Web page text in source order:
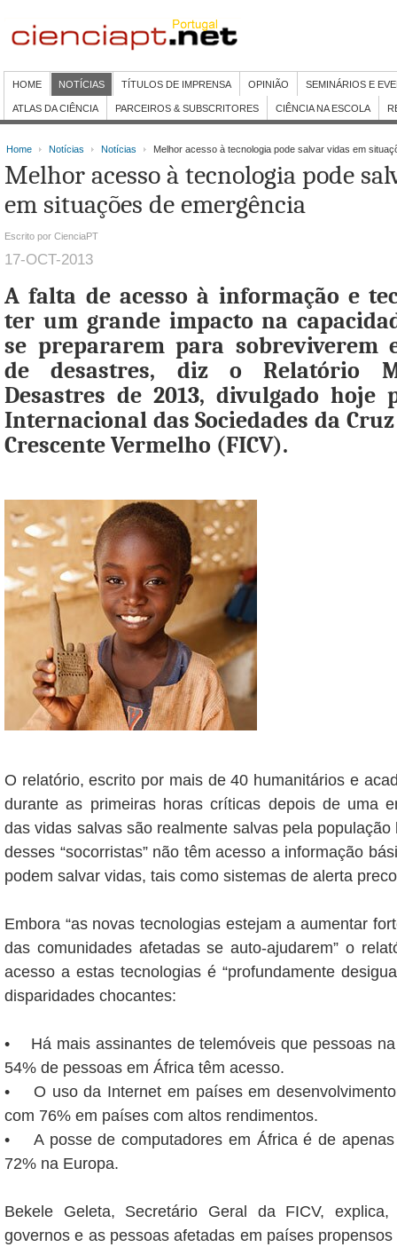
HOME NOTÍCIAS TÍTULOS DE IMPRENSA OPINIÃO SEMINÁRIOS E
ATLAS DA CIÊNCIA PARCEIROS & SUBSCRITORES CIÊNCIA NA ESCOLA
Home Notícias Notícias Melhor acesso à tecnologia pode salvar vidas em
Melhor acesso à tecnologia pode
em situações de emergência
Escrito por CienciaPT
17-OCT-2013
A falta de acesso à informação e
ter um grande impacto na
se prepararem para sobreviverem
de desastres, diz o Relatório
Desastres de 2013, divulgado hoje
Internacional das Sociedades da
Crescente Vermelho (FICV).
O relatório, escrito por mais de 40 humanitários e
durante as primeiras horas críticas depois de uma
das vidas salvas são realmente salvas pela
desses “socorristas” não têm acesso a informação
podem salvar vidas, tais como sistemas de alerta
Embora “as novas tecnologias estejam a aumentar
das comunidades afetadas se auto-ajudarem” o
acesso a estas tecnologias é “profundamente
disparidades chocantes:
• Há mais assinantes de telemóveis que pessoas
54% de pessoas em África têm acesso.
• O uso da Internet em países em
com 76% em países com altos rendimentos.
• A posse de computadores em África é de apenas
72% na Europa.
Bekele Geleta, Secretário Geral da FICV, explica,
governos e as pessoas afetadas em países